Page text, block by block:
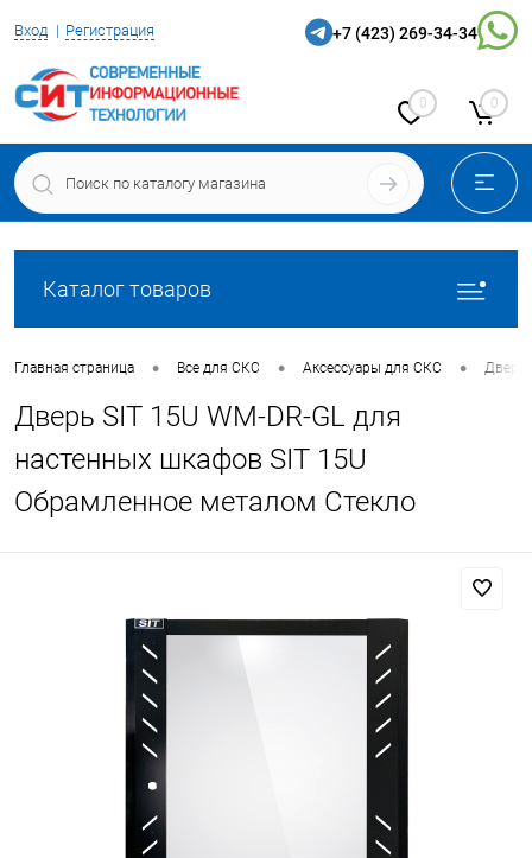
Вход Регистрация +7 (423) 269-34-34
0 0
Каталог товаров
Главная страница • Все для СКС • Аксессуары для СКС • Двери
Дверь SIT 15U WM-DR-GL для
настенных шкафов SIT 15U
Обрамленное металом Стекло